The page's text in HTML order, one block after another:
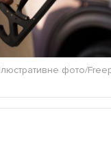
Ілюстративне фото/